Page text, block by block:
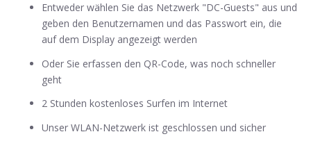
Entweder wählen Sie das Netzwerk "DC-Guests" aus und
geben den Benutzernamen und das Passwort ein, die
auf dem Display angezeigt werden
Oder Sie erfassen den QR-Code, was noch schneller
geht
2 Stunden kostenloses Surfen im Internet
Unser WLAN-Netzwerk ist geschlossen und sicher